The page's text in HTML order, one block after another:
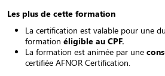
Les plus de cette formation
La certification est valable pour une
formation éligible au CPF.
La formation est animée par une
certifiée AFNOR Certification.